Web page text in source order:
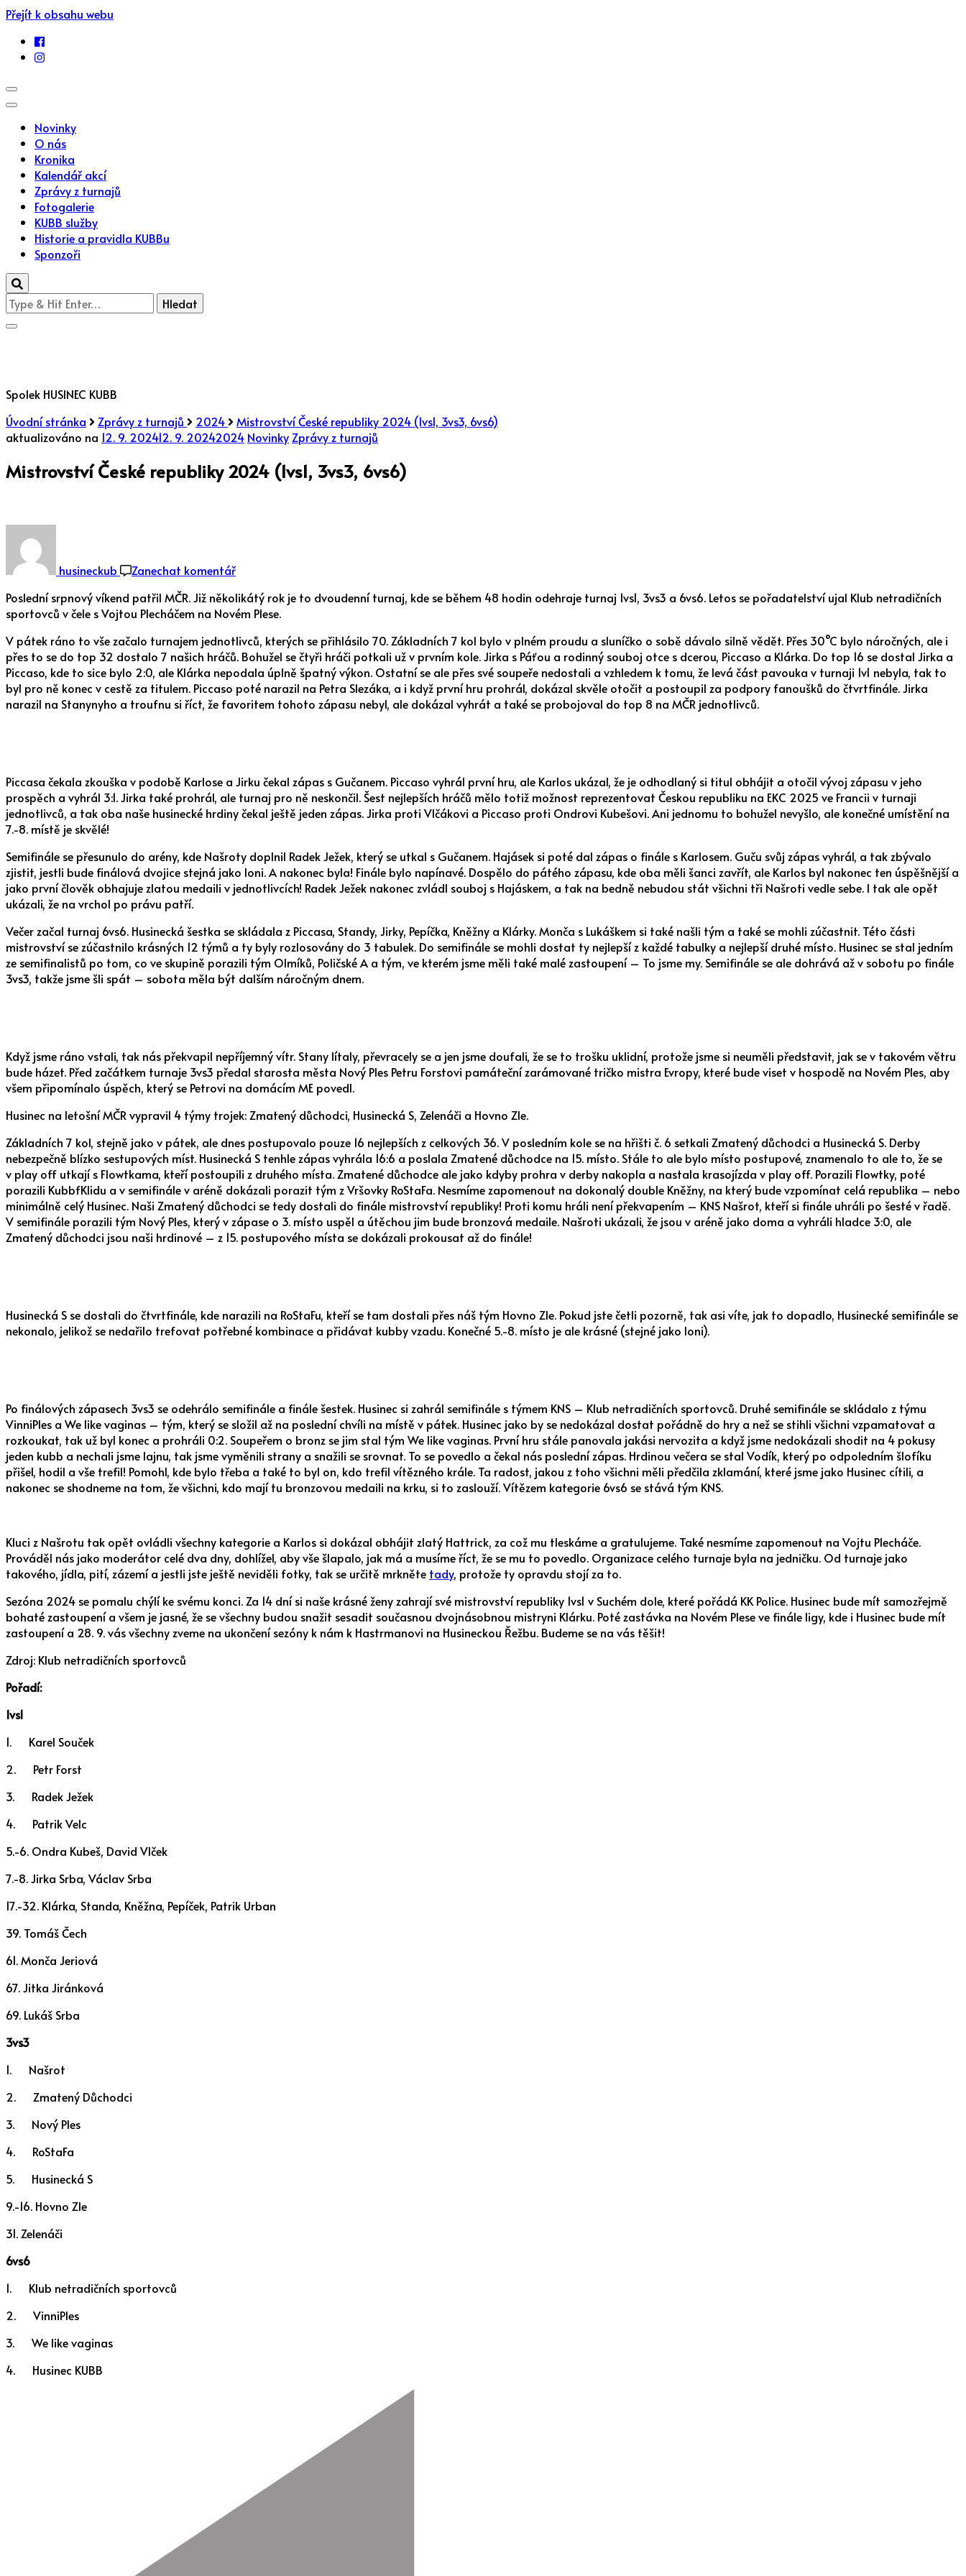
Přejít k obsahu webu
Novinky
O nás
Kronika
Kalendář akcí
Zprávy z turnajů
Fotogalerie
KUBB služby
Historie a pravidla KUBBu
Sponzoři
Hledáte
něco
?
Spolek HUSINEC KUBB
Úvodní stránka
Zprávy z turnajů 2024
Mistrovství České republiky 2024 (1vs1, 3vs3, 6vs6)
aktualizováno na 12. 9. 202412. 9. 20242024 Novinky Zprávy z turnajů
Mistrovství České republiky 2024 (1vs1, 3vs3, 6vs6)
husineckub Zanechat komentářČeské
republiky
2024
(1vs1,
6vs6)
Poslední srpnový víkend patřil MČR. Již několikátý rok je to dvoudenní turnaj, kde se během 48 hodin odehraje turnaj 1vs1, 3vs3 a 6vs6. Letos se pořadatelství ujal Klub netradičních
sportovců v čele s Vojtou Plecháčem na Novém Plese.
V pátek ráno to vše začalo turnajem jednotlivců, kterých se přihlásilo 70. Základních 7 kol bylo v plném proudu a sluníčko o sobě dávalo silně vědět. Přes 30°C bylo náročných, ale i
přes to se do top 32 dostalo 7 našich hráčů. Bohužel se čtyři hráči potkali už v prvním kole. Jirka s Páťou a rodinný souboj otce s dcerou, Piccaso a Klárka. Do top 16 se dostal Jirka a
Piccaso, kde to sice bylo 2:0, ale Klárka nepodala úplně špatný výkon. Ostatní se ale přes své soupeře nedostali a vzhledem k tomu, že levá část pavouka v turnaji 1v1 nebyla, tak to
byl pro ně konec v cestě za titulem. Piccaso poté narazil na Petra Slezáka, a i když první hru prohrál, dokázal skvěle otočit a postoupil za podpory fanoušků do čtvrtfinále. Jirka
narazil na Stanynyho a troufnu si říct, že favoritem tohoto zápasu nebyl, ale dokázal vyhrát a také se probojoval do top 8 na MČR jednotlivců.
Piccasa čekala zkouška v podobě Karlose a Jirku čekal zápas s Gučanem. Piccaso vyhrál první hru, ale Karlos ukázal, že je odhodlaný si titul obhájit a otočil vývoj zápasu v jeho
prospěch a vyhrál 3:1. Jirka také prohrál, ale turnaj pro ně neskončil. Šest nejlepších hráčů mělo totiž možnost reprezentovat Českou republiku na EKC 2025 ve Francii v turnaji
jednotlivců, a tak oba naše husinecké hrdiny čekal ještě jeden zápas. Jirka proti Vlčákovi a Piccaso proti Ondrovi Kubešovi. Ani jednomu to bohužel nevyšlo, ale konečné umístění na
7.-8. místě je skvělé!
Semifinále se přesunulo do arény, kde Našroty doplnil Radek Ježek, který se utkal s Gučanem. Hajásek si poté dal zápas o finále s Karlosem. Guču svůj zápas vyhrál, a tak zbývalo
zjistit, jestli bude finálová dvojice stejná jako loni. A nakonec byla! Finále bylo napínavé. Dospělo do pátého zápasu, kde oba měli šanci zavřít, ale Karlos byl nakonec ten úspěšnější a
jako první člověk obhajuje zlatou medaili v jednotlivcích! Radek Ježek nakonec zvládl souboj s Hajáskem, a tak na bedně nebudou stát všichni tři Našroti vedle sebe. I tak ale opět
ukázali, že na vrchol po právu patří.
Večer začal turnaj 6vs6. Husinecká šestka se skládala z Piccasa, Standy, Jirky, Pepíčka, Kněžny a Klárky. Monča s Lukáškem si také našli tým a také se mohli zúčastnit. Této části
mistrovství se zúčastnilo krásných 12 týmů a ty byly rozlosovány do 3 tabulek. Do semifinále se mohli dostat ty nejlepší z každé tabulky a nejlepší druhé místo. Husinec se stal jedním
ze semifinalistů po tom, co ve skupině porazili tým Olmíků, Poličské A a tým, ve kterém jsme měli také malé zastoupení – To jsme my. Semifinále se ale dohrává až v sobotu po finále
3vs3, takže jsme šli spát – sobota měla být dalším náročným dnem.
Když jsme ráno vstali, tak nás překvapil nepříjemný vítr. Stany lítaly, převracely se a jen jsme doufali, že se to trošku uklidní, protože jsme si neuměli představit, jak se v takovém větru
bude házet. Před začátkem turnaje 3vs3 předal starosta města Nový Ples Petru Forstovi památeční zarámované tričko mistra Evropy, které bude viset v hospodě na Novém Ples, aby
všem připomínalo úspěch, který se Petrovi na domácím ME povedl.
Husinec na letošní MČR vypravil 4 týmy trojek: Zmatený důchodci, Husinecká S, Zelenáči a Hovno Zle.
Základních 7 kol, stejně jako v pátek, ale dnes postupovalo pouze 16 nejlepších z celkových 36. V posledním kole se na hřišti č. 6 setkali Zmatený důchodci a Husinecká S. Derby
nebezpečně blízko sestupových míst. Husinecká S tenhle zápas vyhrála 16:6 a poslala Zmatené důchodce na 15. místo. Stále to ale bylo místo postupové, znamenalo to ale to, že se
v play off utkají s Flowtkama, kteří postoupili z druhého místa. Zmatené důchodce ale jako kdyby prohra v derby nakopla a nastala krasojízda v play off. Porazili Flowtky, poté
porazili KubbfKlidu a v semifinále v aréně dokázali porazit tým z Vršovky RoStaFa. Nesmíme zapomenout na dokonalý double Kněžny, na který bude vzpomínat celá republika – nebo
minimálně celý Husinec. Naši Zmatený důchodci se tedy dostali do finále mistrovství republiky! Proti komu hráli není překvapením – KNS Našrot, kteří si finále uhráli po šesté v řadě.
V semifinále porazili tým Nový Ples, který v zápase o 3. místo uspěl a útěchou jim bude bronzová medaile. Našroti ukázali, že jsou v aréně jako doma a vyhráli hladce 3:0, ale
Zmatený důchodci jsou naši hrdinové – z 15. postupového místa se dokázali prokousat až do finále!
Husinecká S se dostali do čtvrtfinále, kde narazili na RoStaFu, kteří se tam dostali přes náš tým Hovno Zle. Pokud jste četli pozorně, tak asi víte, jak to dopadlo, Husinecké semifinále se
nekonalo, jelikož se nedařilo trefovat potřebné kombinace a přidávat kubby vzadu. Konečné 5.-8. místo je ale krásné (stejné jako loni).
Po finálových zápasech 3vs3 se odehrálo semifinále a finále šestek. Husinec si zahrál semifinále s týmem KNS – Klub netradičních sportovců. Druhé semifinále se skládalo z týmu
VinniPles a We like vaginas – tým, který se složil až na poslední chvíli na místě v pátek. Husinec jako by se nedokázal dostat pořádně do hry a než se stihli všichni vzpamatovat a
rozkoukat, tak už byl konec a prohráli 0:2. Soupeřem o bronz se jim stal tým We like vaginas. První hru stále panovala jakási nervozita a když jsme nedokázali shodit na 4 pokusy
jeden kubb a nechali jsme lajnu, tak jsme vyměnili strany a snažili se srovnat. To se povedlo a čekal nás poslední zápas. Hrdinou večera se stal Vodík, který po odpoledním šlofíku
přišel, hodil a vše trefil! Pomohl, kde bylo třeba a také to byl on, kdo trefil vítězného krále. Ta radost, jakou z toho všichni měli předčila zklamání, které jsme jako Husinec cítili, a
nakonec se shodneme na tom, že všichni, kdo mají tu bronzovou medaili na krku, si to zaslouží. Vítězem kategorie 6vs6 se stává tým KNS.
Kluci z Našrotu tak opět ovládli všechny kategorie a Karlos si dokázal obhájit zlatý Hattrick, za což mu tleskáme a gratulujeme. Také nesmíme zapomenout na Vojtu Plecháče.
Prováděl nás jako moderátor celé dva dny, dohlížel, aby vše šlapalo, jak má a musíme říct, že se mu to povedlo. Organizace celého turnaje byla na jedničku. Od turnaje jako
takového, jídla, pití, zázemí a jestli jste ještě neviděli fotky, tak se určitě mrkněte tady, protože ty opravdu stojí za to.
Sezóna 2024 se pomalu chýlí ke svému konci. Za 14 dní si naše krásné ženy zahrají své mistrovství republiky 1vs1 v Suchém dole, které pořádá KK Police. Husinec bude mít samozřejmě
bohaté zastoupení a všem je jasné, že se všechny budou snažit sesadit současnou dvojnásobnou mistryni Klárku. Poté zastávka na Novém Plese ve finále ligy, kde i Husinec bude mít
zastoupení a 28. 9. vás všechny zveme na ukončení sezóny k nám k Hastrmanovi na Husineckou Řežbu. Budeme se na vás těšit!
Zdroj: Klub netradičních sportovců
Pořadí:
1vs1
1. Karel Souček
2. Petr Forst
3. Radek Ježek
4. Patrik Velc
5.-6. Ondra Kubeš, David Vlček
7.-8. Jirka Srba, Václav Srba
17.-32. Klárka, Standa, Kněžna, Pepíček, Patrik Urban
39. Tomáš Čech
61. Monča Jeriová
67. Jitka Jiránková
69. Lukáš Srba
3vs3
1. Našrot
2. Zmatený Důchodci
3. Nový Ples
4. RoStaFa
5. Husinecká S
9.-16. Hovno Zle
31. Zelenáči
6vs6
1. Klub netradičních sportovců
2. VinniPles
3. We like vaginas
4. Husinec KUBB